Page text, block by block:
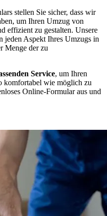
stellen Sie sicher, dass wir
um Ihren Umzug von
effizient zu gestalten. Unsere
jeden Aspekt Ihres Umzugs in
Menge der zu
Service, um Ihren
komfortabel wie möglich zu
Online-Formular aus und